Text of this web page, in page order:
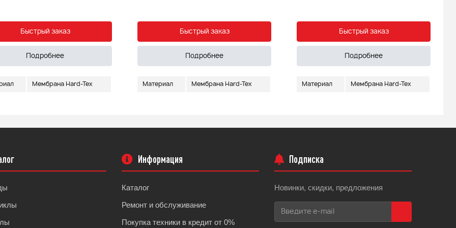
Быстрый заказ
Подробнее
Мембрана Hard-Tex
Быстрый заказ
Подробнее
Материал Мембрана Hard-Tex
Быстрый заказ
Подробнее
Материал Мембрана Hard-Tex
Информация
Каталог
Ремонт и обслуживание
Покупка техники в кредит от 0%
Подписка
Новинки, скидки, предложения